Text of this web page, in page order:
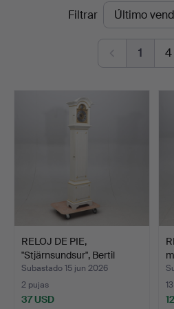
Andersson
Norrköping
Filtrar
1 4
RELOJ DE PIE,
"Stjärnsundsur", Bertil
Goud…
Subastado 15 jun 2026
2 pujas
37 USD